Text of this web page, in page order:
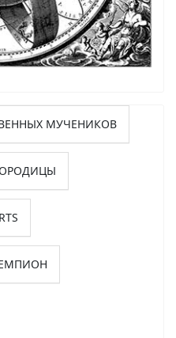
МУЧЕНИКОВ